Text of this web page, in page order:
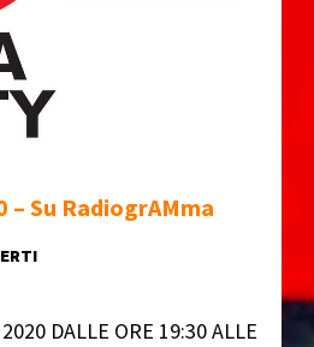
– Su RadiogrAMma
DALLE ORE 19:30 ALLE